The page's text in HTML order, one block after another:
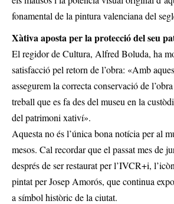
fonamental de la pintura valenciana del
Xàtiva aposta per la protecció del seu
El regidor de Cultura, Alfred Boluda, ha
satisfacció pel retorn de l’obra: «Amb
assegurem la correcta conservació de
treball que es fa des del museu en la
del patrimoni xativí».
Aquesta no és l’única bona notícia per al
mesos. Cal recordar que el passat mes de
després de ser restaurat per l’IVCR+i,
pintat per Josep Amorós, que continua
a símbol històric de la ciutat.